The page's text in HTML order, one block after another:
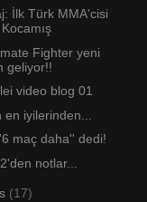
İlk Türk MMA'cisi
Fighter yeni
geliyor!!
video blog 01
iyilerinden...
maç daha'' dedi!
notlar...
(17)